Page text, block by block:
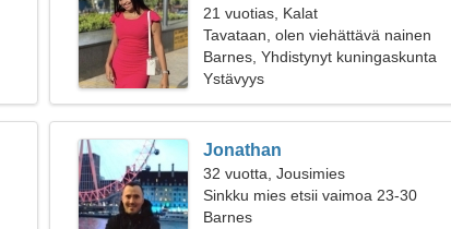
21 vuotias, Kalat
Tavataan, olen viehättävä nainen
Barnes, Yhdistynyt kuningaskunta
Ystävyys
Jonathan
32 vuotta, Jousimies
Sinkku mies etsii vaimoa 23-30
Barnes